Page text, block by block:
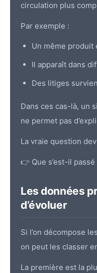
circulation plus
Par exemple :
Un même
Il apparaît dans
Des litiges
Dans ces cas-là, un
ne permet pas
La vraie question
👉 Que s’est-il
Les données
d’évoluer
Si l’on décompose
on peut les classer
La première est la